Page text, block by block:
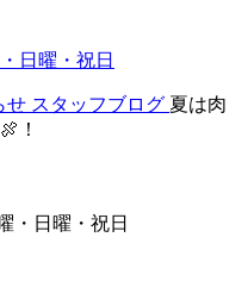
日曜・祝日
せ スタッフブログ 夏は肉
！
・日曜・祝日